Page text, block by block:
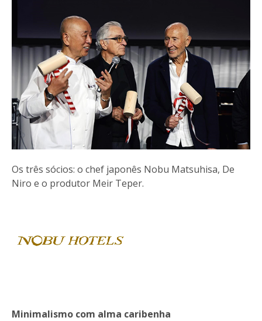
Os três sócios: o chef japonês Nobu Matsuhisa, De
Niro e o produtor Meir Teper.
Minimalismo com alma caribenha